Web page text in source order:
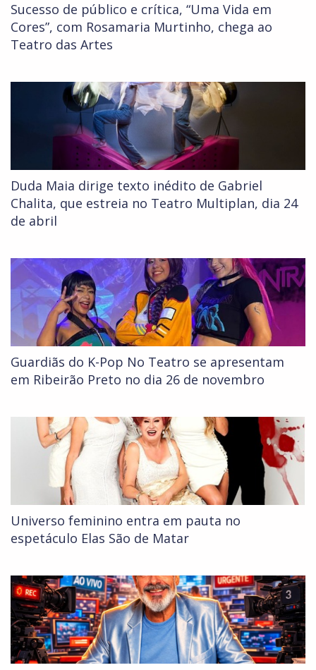
Sucesso de público e crítica, “Uma Vida em
Cores”, com Rosamaria Murtinho, chega ao
Teatro das Artes
Duda Maia dirige texto inédito de Gabriel
Chalita, que estreia no Teatro Multiplan, dia 24
de abril
Guardiãs do K-Pop No Teatro se apresentam
em Ribeirão Preto no dia 26 de novembro
Universo feminino entra em pauta no
espetáculo Elas São de Matar